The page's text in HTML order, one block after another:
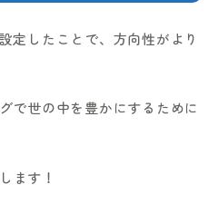
定したことで、方向性がより
で世の中を豊かにするために
ます！